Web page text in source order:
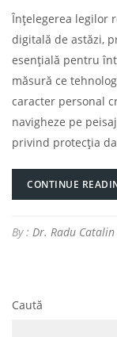
Înțelegerea legilor
digitală de astăzi,
esențială pentru
măsură ce
caracter personal
navigheze pe
privind protecția
CONTINUE
By : Dr. Radu Catalin
Caută